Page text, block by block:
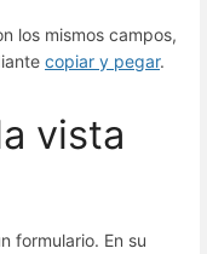
los mismos campos,
copiar y pegar.
vista
formulario. En su